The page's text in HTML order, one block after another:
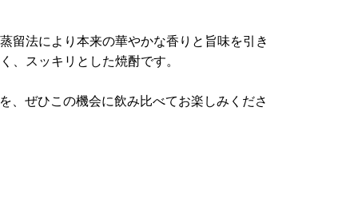
留法により本来の華やかな香りと旨味を引き
、スッキリとした焼酎です。
、ぜひこの機会に飲み比べてお楽しみくださ